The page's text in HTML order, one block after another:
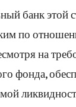
банк этой
по
на
фонда,